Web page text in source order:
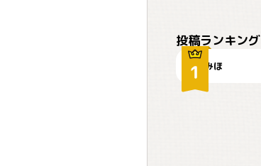
投稿ランキング
みほ